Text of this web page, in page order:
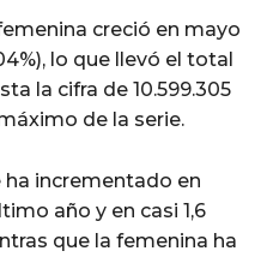
creció en mayo
lo que llevó el total
la cifra de 10.599.305
de la serie.
ha incrementado en
año y en casi 1,6
que la femenina ha